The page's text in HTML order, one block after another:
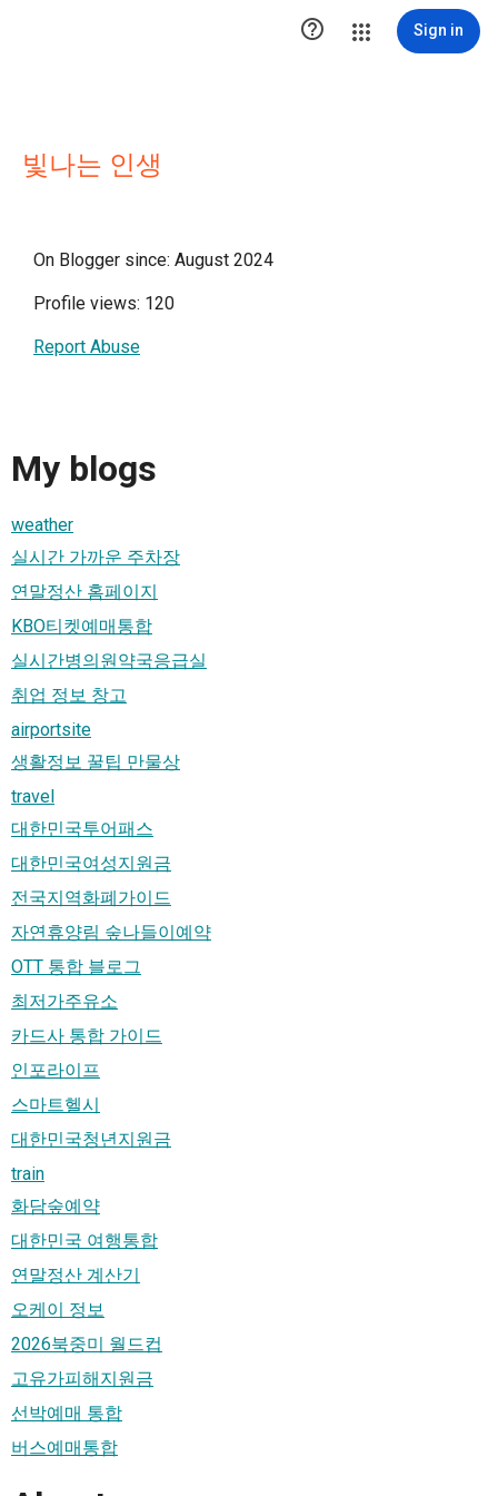
 Sign in
빛나는 인생
On Blogger since: August 2024
Profile views: 120
Report Abuse
My blogs
weather
실시간 가까운 주차장
연말정산 홈페이지
KBO티켓예매통합
실시간병의원약국응급실
취업 정보 창고
airportsite
생활정보 꿀팁 만물상
travel
대한민국투어패스
대한민국여성지원금
전국지역화폐가이드
자연휴양림 숲나들이예약
OTT 통합 블로그
최저가주유소
카드사 통합 가이드
인포라이프
스마트헬시
대한민국청년지원금
train
화담숲예약
대한민국 여행통합
연말정산 계산기
오케이 정보
2026북중미 월드컵
고유가피해지원금
선박예매 통합
버스예매통합